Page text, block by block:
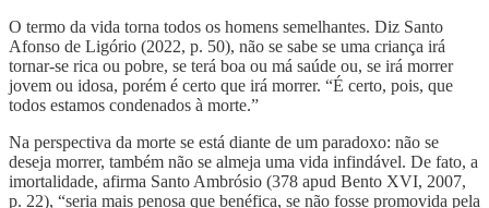
O termo da vida torna todos os homens semelhantes. Diz Santo
Afonso de Ligório (2022, p. 50), não se sabe se uma criança irá
tornar-se rica ou pobre, se terá boa ou má saúde ou, se irá morrer
jovem ou idosa, porém é certo que irá morrer. “É certo, pois, que
todos estamos condenados à morte.”
Na perspectiva da morte se está diante de um paradoxo: não se
deseja morrer, também não se almeja uma vida infindável. De fato, a
imortalidade, afirma Santo Ambrósio (378 apud Bento XVI, 2007,
p. 22), “seria mais penosa que benéfica, se não fosse promovida pela